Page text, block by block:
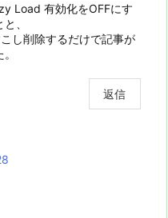
Load 有効化をOFFにす
、
し削除するだけで記事が
返信